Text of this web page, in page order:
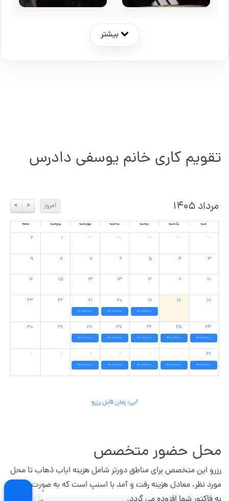
بیشتر
تقویم کاری خانم یوسفی دادرس
< > امروز مرداد ۱۴۰۵
جمعه پنج‌شنبه چهارشنبه سه‌شنبه دوشنبه یک‌شنبه شنبه
۲ ۱ ۳۱ ۳۰ ۲۹ ۲۸ ۲۷
۹ ۸ ۷ ۶ ۵ ۴ ۳
۱۶ ۱۵ ۱۴ ۱۳ ۱۲ ۱۱ ۱۰
۲۳ ۲۲ ۲۱ ۲۰ ۱۹ ۱۸ ۱۷
19:00 تا 23:00 19:00 تا 23:00 19:00 تا 23:00
۳۰ ۲۹ ۲۸ ۲۷ ۲۶ ۲۵ ۲۴
19:00 تا 23:00 19:00 تا 23:00 19:00 تا 23:00 19:00 تا 23:00 19:00 تا 23:00
۶ ۵ ۴ ۳ ۲ ۱ ۳۱
19:00 تا 23:00 19:00 تا 23:00 19:00 تا 23:00 19:00 تا 23:00 19:00 تا 23:00
آبی: زمان قابل رزرو
محل حضور متخصص
رزرو این متخصص برای مناطق دورتر شامل هزینه ایاب ذهاب تا محل
مورد نظر، معادل هزینه رفت و آمد با اسنپ است که به صورت خودکار